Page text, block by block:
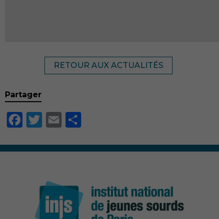
RETOUR AUX ACTUALITÉS
Partager
Facebook
Twitter
Email
fonctionnalités
disparaîtront
comportement
augmentez les
chances de voir
du contenu et
des offres